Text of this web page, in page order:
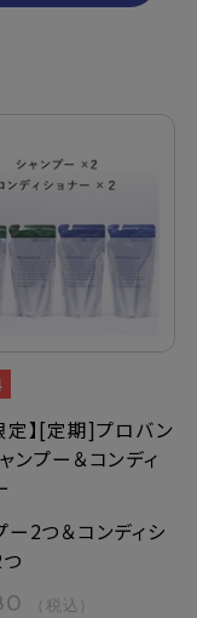
定】[定期]プロバン
ンプー＆コンディ
ー2つ＆コンディシ
（税込）